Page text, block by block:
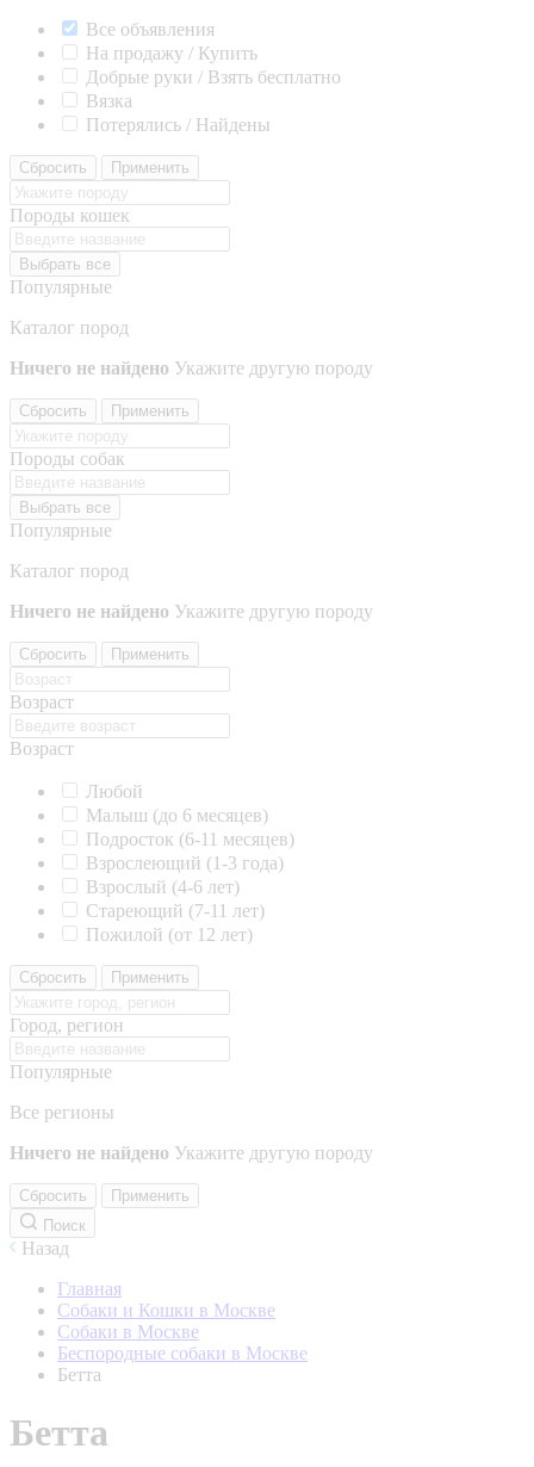
Все объявления
На продажу / Купить
Добрые руки / Взять бесплатно
Вязка
Потерялись / Найдены
Сбросить Применить
Породы кошек
Выбрать все
Популярные
Каталог пород
Ничего не найдено Укажите другую породу
Сбросить Применить
Породы собак
Выбрать все
Популярные
Каталог пород
Ничего не найдено Укажите другую породу
Сбросить Применить
Возраст
Возраст
Любой
Малыш (до 6 месяцев)
Подросток (6-11 месяцев)
Взрослеющий (1-3 года)
Взрослый (4-6 лет)
Стареющий (7-11 лет)
Пожилой (от 12 лет)
Сбросить Применить
Город, регион
Популярные
Все регионы
Ничего не найдено Укажите другую породу
Сбросить
Применить
Поиск
Назад
Главная
Собаки и Кошки в Москве
Собаки в Москве
Беспородные собаки в Москве
Бетта
Бетта